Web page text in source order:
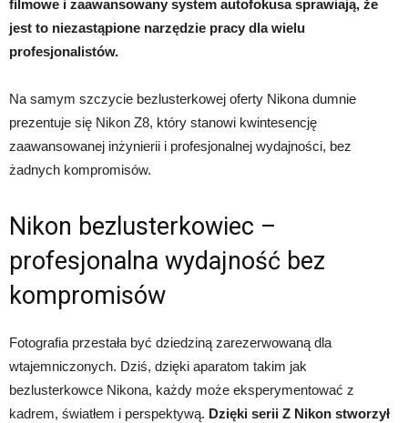
filmowe i zaawansowany system autofokusa sprawiają, że
jest to niezastąpione narzędzie pracy dla wielu
profesjonalistów.
Na samym szczycie bezlusterkowej oferty Nikona dumnie
prezentuje się Nikon Z8, który stanowi kwintesencję
zaawansowanej inżynierii i profesjonalnej wydajności, bez
żadnych kompromisów.
Nikon bezlusterkowiec –
profesjonalna wydajność bez
kompromisów
Fotografia przestała być dziedziną zarezerwowaną dla
wtajemniczonych. Dziś, dzięki aparatom takim jak
bezlusterkowce Nikona, każdy może eksperymentować z
kadrem, światłem i perspektywą. Dzięki serii Z Nikon stworzył